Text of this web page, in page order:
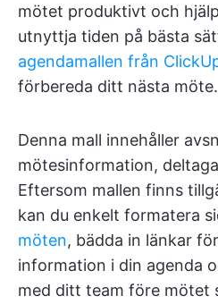
mötet produktivt och
utnyttja tiden på bästa
agendamallen från
förbereda ditt nästa möte.
Denna mall innehåller
mötesinformation,
Eftersom mallen finns
kan du enkelt formatera
möten, bädda in länkar
information i din agenda
med ditt team före mötet